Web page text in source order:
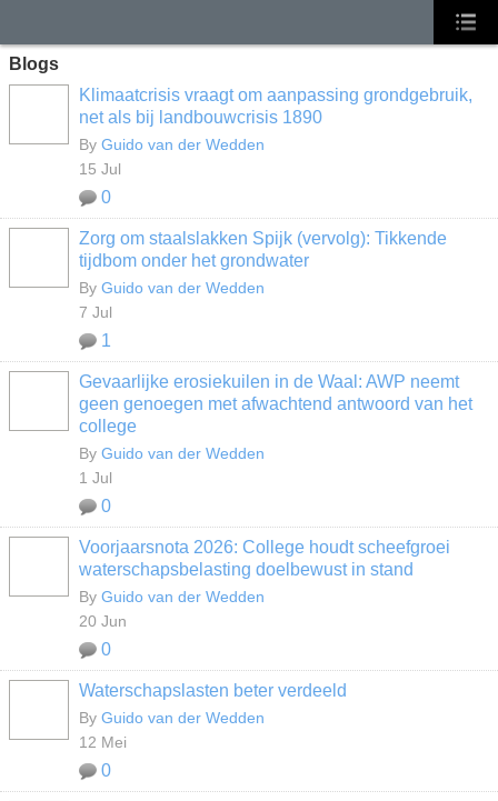
Blogs
Klimaatcrisis vraagt om aanpassing grondgebruik,
net als bij landbouwcrisis 1890
By Guido van der Wedden
15 Jul
0
Zorg om staalslakken Spijk (vervolg): Tikkende
tijdbom onder het grondwater
By Guido van der Wedden
7 Jul
1
Gevaarlijke erosiekuilen in de Waal: AWP neemt
geen genoegen met afwachtend antwoord van het
college
By Guido van der Wedden
1 Jul
0
Voorjaarsnota 2026: College houdt scheefgroei
waterschapsbelasting doelbewust in stand
By Guido van der Wedden
20 Jun
0
Waterschapslasten beter verdeeld
By Guido van der Wedden
12 Mei
0